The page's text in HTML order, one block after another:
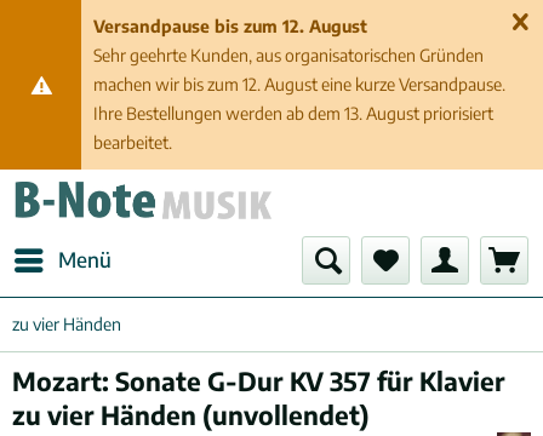
Versandpause bis zum 12. August
Sehr geehrte Kunden, aus organisatorischen Gründen
machen wir bis zum 12. August eine kurze Versandpause.
Ihre Bestellungen werden ab dem 13. August priorisiert
bearbeitet.
Menü
zu vier Händen
Mozart: Sonate G-Dur KV 357 für Klavier
zu vier Händen (unvollendet)